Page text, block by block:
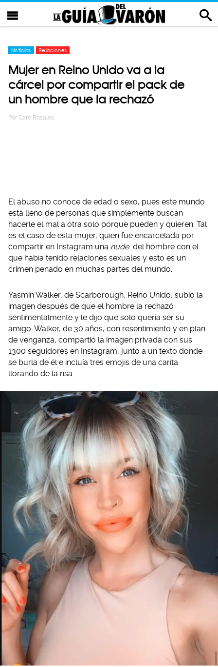
Noticias Relaciones
Mujer en Reino Unido va a la
cárcel por compartir el pack de
un hombre que la rechazó
Por Caro Rosales
El abuso no conoce de edad o sexo, pues este mundo
está lleno de personas que simplemente buscan
hacerle el mal a otra solo porque pueden y quieren. Tal
es el caso de esta mujer, quien fue encarcelada por
compartir en Instagram una nude del hombre con el
que había tenido relaciones sexuales y esto es un
crimen penado en muchas partes del mundo.
Yasmin Walker, de Scarborough, Reino Unido, subió la
imagen después de que el hombre la rechazó
sentimentalmente y le dijo que solo quería ser su
amigo. Walker, de 30 años, con resentimiento y en plan
de venganza, compartió la imagen privada con sus
1300 seguidores en Instagram, junto a un texto donde
se burla de él e incluía tres emojis de una carita
llorando de la risa.